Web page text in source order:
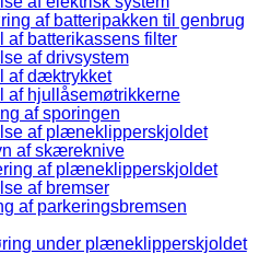
af batteripakken til genbrug
af batterikassens filter
af drivsystem
af dæktrykket
af hjullåsemøtrikkerne
af sporingen
af plæneklipperskjoldet
af skæreknive
af plæneklipperskjoldet
af bremser
af parkeringsbremsen
under plæneklipperskjoldet